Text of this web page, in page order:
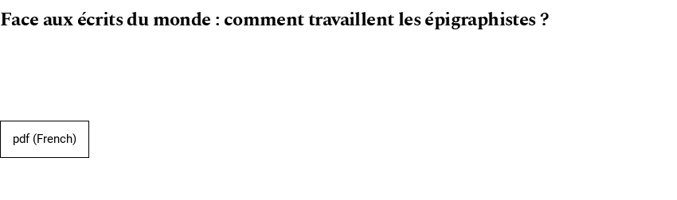
Face aux écrits du monde : comment travaillent les épigraphistes ?
pdf (French)